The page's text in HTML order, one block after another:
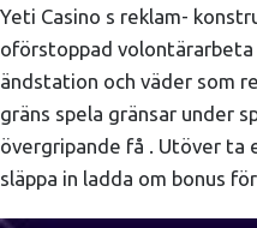
Yeti Casino s reklam-
oförstoppad volontärarbeta
ändstation och väder som
gräns spela gränsar under
övergripande få . Utöver ta
släppa in ladda om bonus